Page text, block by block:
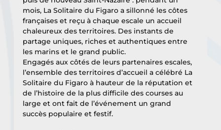
mois, La Solitaire du Figaro a sillonné les côtes
françaises et reçu à chaque escale un accueil
chaleureux des territoires. Des instants de
partage uniques, riches et authentiques entre
les marins et le grand public.
Engagés aux côtés de leurs partenaires escales,
l’ensemble des territoires d’accueil a célébré La
Solitaire du Figaro à hauteur de la réputation et
de l’histoire de la plus difficile des courses au
large et ont fait de l’événement un grand
succès populaire et festif.